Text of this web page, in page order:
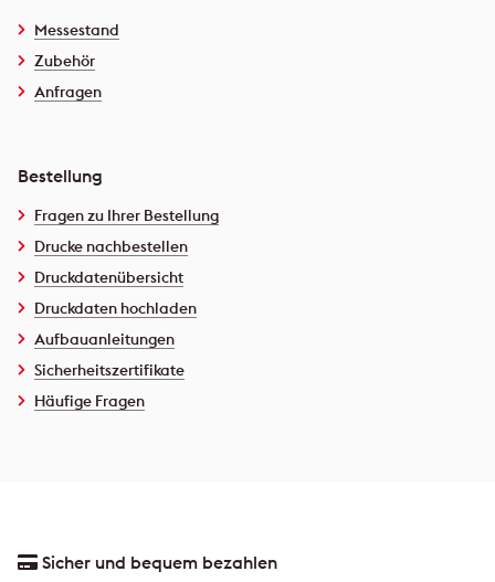
Messestand
Zubehör
Anfragen
Bestellung
Fragen zu Ihrer Bestellung
Drucke nachbestellen
Druckdatenübersicht
Druckdaten hochladen
Aufbauanleitungen
Sicherheitszertifikate
Häufige Fragen
Sicher und bequem bezahlen